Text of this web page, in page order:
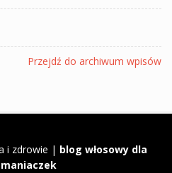
Przejdź do archiwum wpisów
i zdrowie | blog włosowy dla